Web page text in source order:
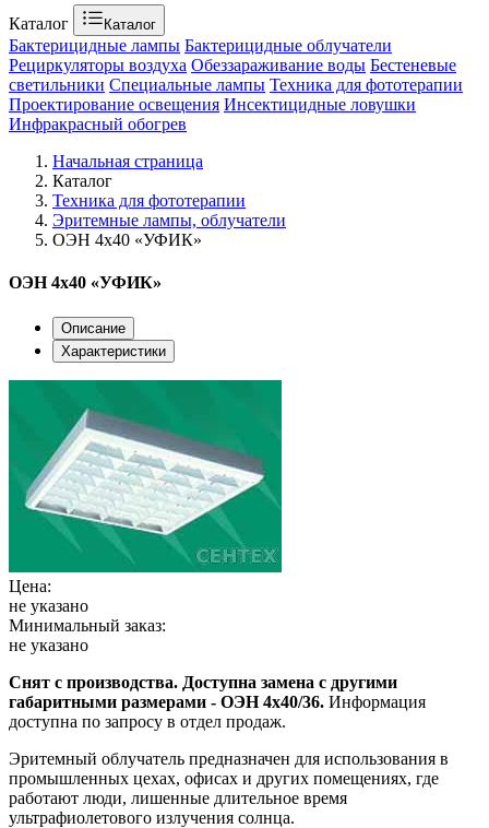
Каталог Каталог
Бактерицидные лампы Бактерицидные облучатели
Рециркуляторы воздуха Обеззараживание воды Бестеневые
светильники Специальные лампы Техника для фототерапии
Проектирование освещения Инсектицидные ловушки
Инфракрасный обогрев
Начальная страница
Каталог
Техника для фототерапии
Эритемные лампы, облучатели
ОЭН 4х40 «УФИК»
ОЭН 4х40 «УФИК»
Описание
Характеристики
Цена:
не указано
Минимальный заказ:
не указано
Снят с производства. Доступна замена с другими
габаритными размерами - ОЭН 4х40/36. Информация
доступна по запросу в отдел продаж.
Эритемный облучатель предназначен для использования в
промышленных цехах, офисах и других помещениях, где
работают люди, лишенные длительное время
ультрафиолетового излучения солнца.